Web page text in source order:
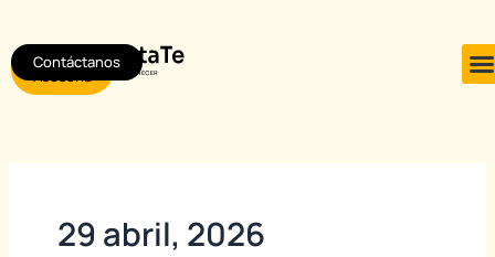
contenido
Agendar
Asesoría
Contáctanos
29 abril, 2026